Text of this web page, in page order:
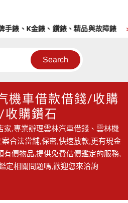
K金錶、鑽錶、精品與故障錶
機車借款借錢/收購
收購鑽石
家,專業辦理雲林汽車借錢、雲林機
合法當舖,保密,快速放款,更有現金
有價物品,提供免費估價鑑定的服務,
定相關問題嗎,歡迎您來洽詢